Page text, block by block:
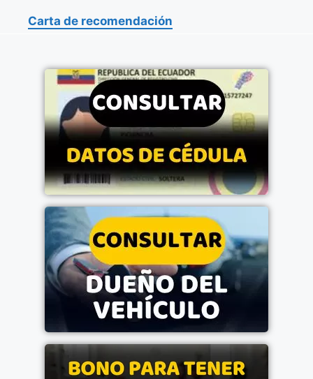
Carta de recomendación